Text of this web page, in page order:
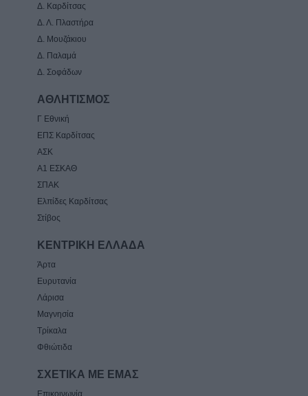
Δ. Καρδίτσας
Δ. Λ. Πλαστήρα
Δ. Μουζάκιου
Δ. Παλαμά
Δ. Σοφάδων
ΑΘΛΗΤΙΣΜΟΣ
Γ Εθνική
ΕΠΣ Καρδίτσας
ΑΣΚ
Α1 ΕΣΚΑΘ
ΣΠΑΚ
Ελπίδες Καρδίτσας
Στίβος
ΚΕΝΤΡΙΚΗ ΕΛΛΑΔΑ
Άρτα
Ευρυτανία
Λάρισα
Μαγνησία
Τρίκαλα
Φθιώτιδα
ΣΧΕΤΙΚΑ ΜΕ ΕΜΑΣ
Επικοινωνία